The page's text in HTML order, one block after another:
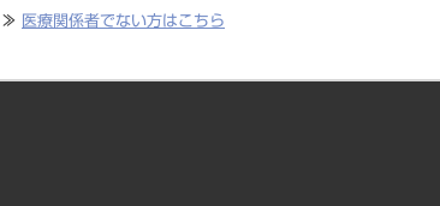
≫ 医療関係者でない方はこちら